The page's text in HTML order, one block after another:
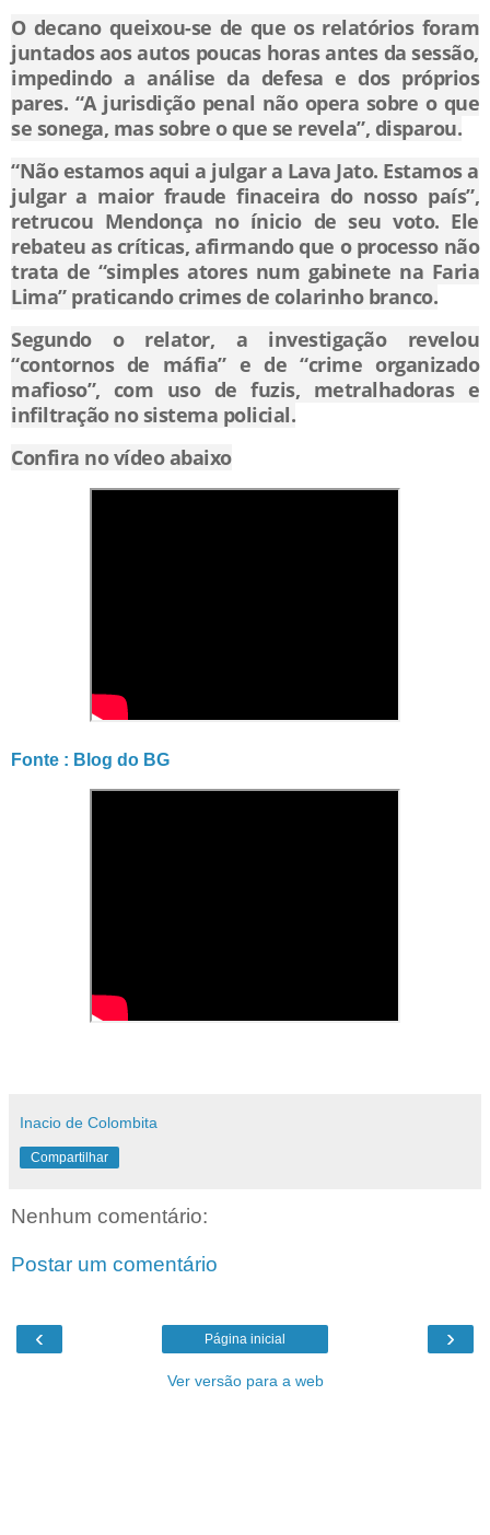
O decano queixou-se de que os relatórios foram
juntados aos autos poucas horas antes da sessão,
impedindo a análise da defesa e dos próprios
pares. “A jurisdição penal não opera sobre o que
se sonega, mas sobre o que se revela”, disparou.
“Não estamos aqui a julgar a Lava Jato. Estamos a
julgar a maior fraude finaceira do nosso país”,
retrucou Mendonça no ínicio de seu voto. Ele
rebateu as críticas, afirmando que o processo não
trata de “simples atores num gabinete na Faria
Lima” praticando crimes de colarinho branco.
Segundo o relator, a investigação revelou
“contornos de máfia” e de “crime organizado
mafioso”, com uso de fuzis, metralhadoras e
infiltração no sistema policial.
Confira no vídeo abaixo
Fonte : Blog do BG
Inacio de Colombita
Compartilhar
Nenhum comentário:
Postar um comentário
‹ ›
Página inicial
Ver versão para a web